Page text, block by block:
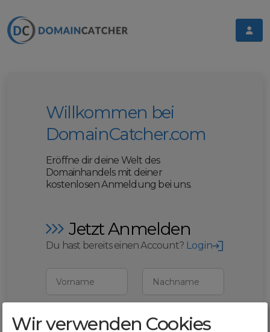
Willkommen bei
DomainCatcher.com
Eröffne dir deine Welt des
Domainhandels mit deiner
kostenlosen Anmeldung bei uns.
Jetzt Anmelden
Du hast bereits einen Account? Login
Vorname Nachname
E-Mail
Wir verwenden Cookies